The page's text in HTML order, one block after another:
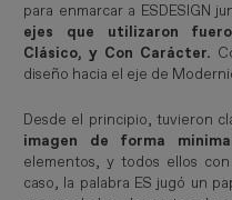
para enmarcar a ESDESIGN
ejes que utilizaron
Clásico, y Con Carácter.
diseño hacia el eje de
Desde el principio, tuvieron
imagen de forma
elementos, y todos ellos
caso, la palabra ES jugó un